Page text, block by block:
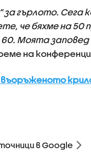
за гърлото. Сега
че бяхме на 50
Моята
на
в Google